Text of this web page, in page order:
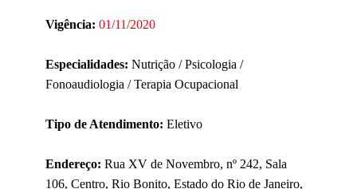
Vigência: 01/11/2020
Especialidades: Nutrição / Psicologia /
Fonoaudiologia / Terapia Ocupacional
Tipo de Atendimento: Eletivo
Endereço: Rua XV de Novembro, nº 242, Sala
106, Centro, Rio Bonito, Estado do Rio de Janeiro,